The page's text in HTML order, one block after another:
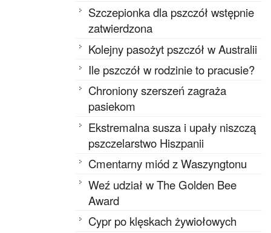
Szczepionka dla pszczół wstępnie
zatwierdzona
Kolejny pasożyt pszczół w Australii
Ile pszczół w rodzinie to pracusie?
Chroniony szerszeń zagraża
pasiekom
Ekstremalna susza i upały niszczą
pszczelarstwo Hiszpanii
Cmentarny miód z Waszyngtonu
Weź udział w The Golden Bee
Award
Cypr po klęskach żywiołowych